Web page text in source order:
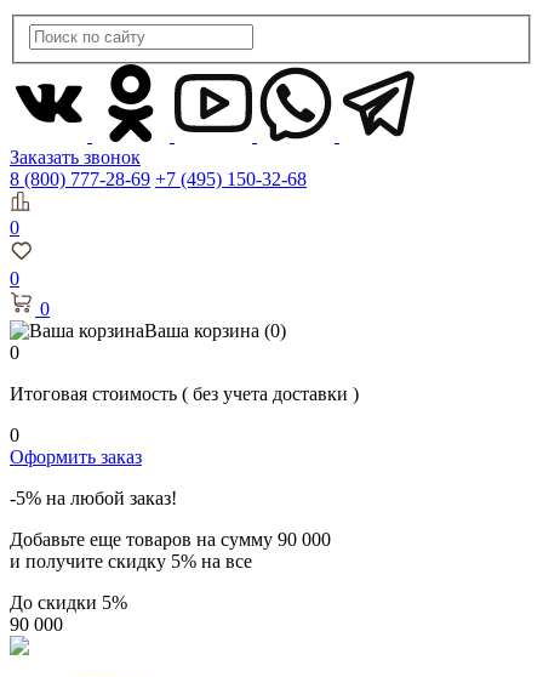
Заказать звонок
8 (800) 777-28-69 +7 (495) 150-32-68
0
0
0
Ваша корзина (0)
0
Итоговая стоимость ( без учета доставки )
0
Оформить заказ
-5% на любой заказ!
Добавьте еще товаров на сумму 90 000
и получите скидку 5% на все
До скидки 5%
90 000